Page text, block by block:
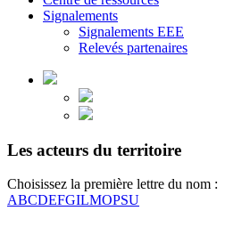
Signalements
Signalements EEE
Relevés partenaires
Les acteurs du territoire
Choisissez la première lettre du nom :
ABCDEFGILMOPSU